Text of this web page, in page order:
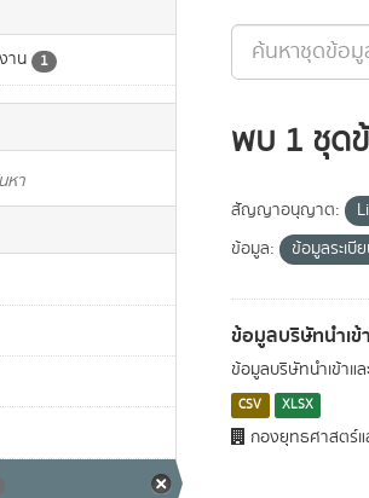
าน 1
หา
พบ 1 ชุด
สัญญาอนุญาต:
ข้อมูล:
ข้อมูลระเบี
ข้อมูลบริษัทนำเ
ข้อมูลบริษัทนำเข้าแ
CSV XLSX
กองยุทธศาสตร์แ